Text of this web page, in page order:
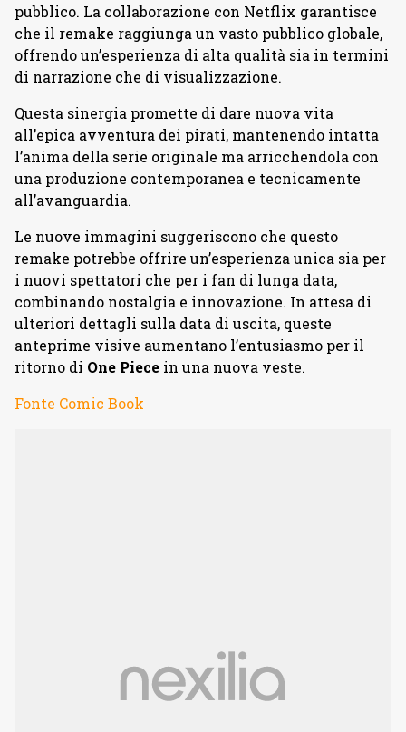
pubblico. La collaborazione con Netflix garantisce
che il remake raggiunga un vasto pubblico globale,
offrendo un’esperienza di alta qualità sia in termini
di narrazione che di visualizzazione.
Questa sinergia promette di dare nuova vita
all’epica avventura dei pirati, mantenendo intatta
l’anima della serie originale ma arricchendola con
una produzione contemporanea e tecnicamente
all’avanguardia.
Le nuove immagini suggeriscono che questo
remake potrebbe offrire un’esperienza unica sia per
i nuovi spettatori che per i fan di lunga data,
combinando nostalgia e innovazione. In attesa di
ulteriori dettagli sulla data di uscita, queste
anteprime visive aumentano l’entusiasmo per il
ritorno di One Piece in una nuova veste.
Fonte Comic Book